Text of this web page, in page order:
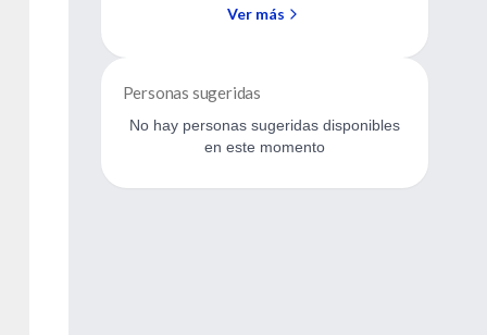
Ver más
Personas sugeridas
No hay personas sugeridas disponibles
en este momento